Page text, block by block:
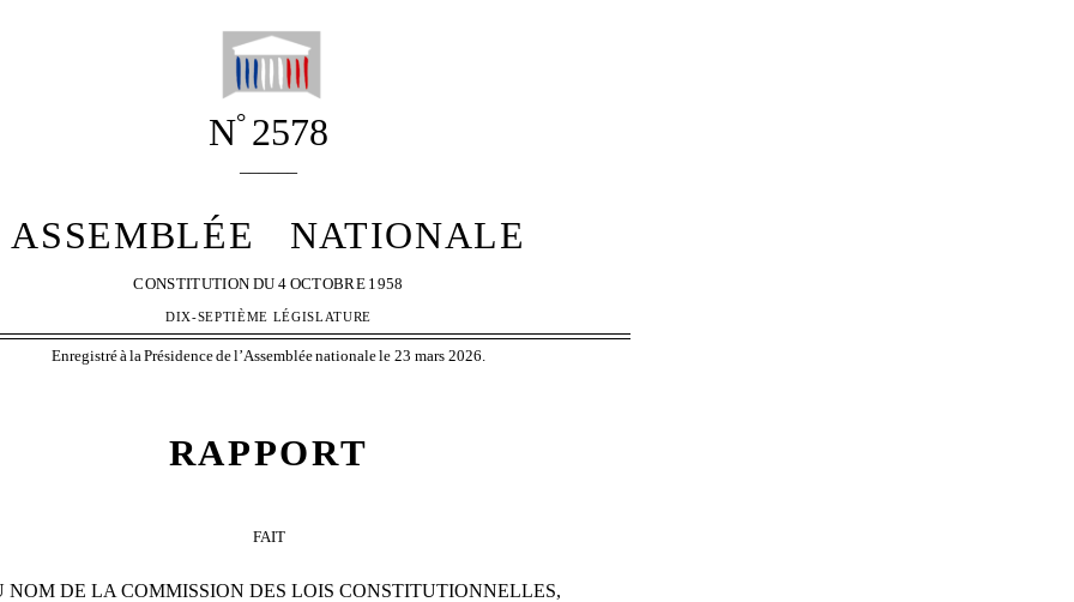
N° 2578
ASSEMBLÉE NATIONALE
CONSTITUTION DU 4 OCTOBRE 1958
DIX-SEPTIÈME LÉGISLATURE
EnregistréàlaPrésidencedel’Assembléenationalele 23 mars 2026.
RAPPORT
FAIT
NOM DE LA COMMISSION DES LOIS CONSTITUTIONNELLES,